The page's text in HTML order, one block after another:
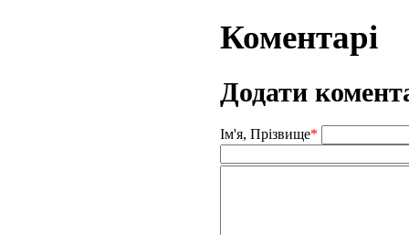
Коментарі
Додати
Ім'я, Прізвище*